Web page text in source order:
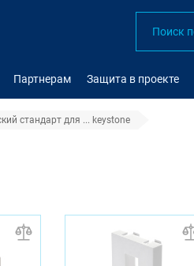
Партнерам Защита в проекте
стандарт для ... keystone